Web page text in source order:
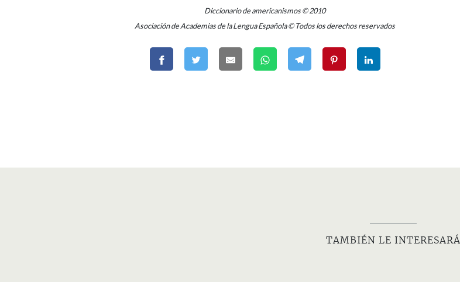
Diccionario de americanismos © 2010
Asociación de Academias de la Lengua Española © Todos los derechos reservados
TAMBIÉN LE INTERESARÁ